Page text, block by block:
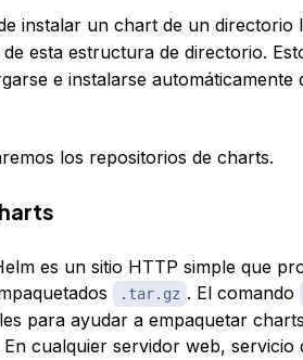
instalar un chart de un directorio
esta estructura de directorio.
e instalarse automáticamente
los repositorios de charts.
es un sitio HTTP simple que
.tar.gz . El comando
para ayudar a empaquetar
En cualquier servidor web, servicio